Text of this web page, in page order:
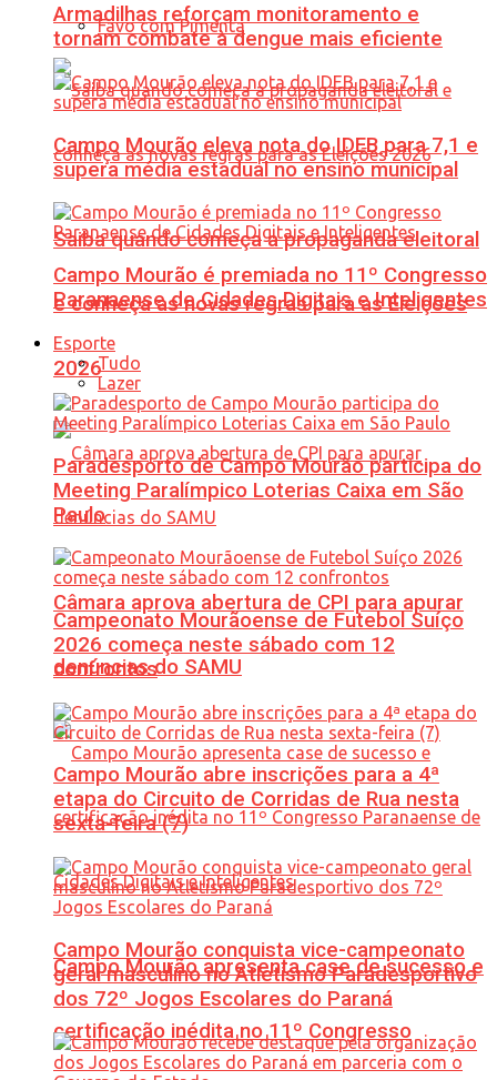
Favo com Pimenta
Saiba quando começa a propaganda eleitoral
e conheça as novas regras para as Eleições
2026
Câmara aprova abertura de CPI para apurar
denúncias do SAMU
Campo Mourão apresenta case de sucesso e
certificação inédita no 11º Congresso
Armadilhas reforçam monitoramento e
tornam combate à dengue mais eficiente
Campo Mourão eleva nota do IDEB para 7,1 e
supera média estadual no ensino municipal
Campo Mourão é premiada no 11º Congresso
Paranaense de Cidades Digitais e Inteligentes
Esporte
Tudo
Lazer
Paradesporto de Campo Mourão participa do
Meeting Paralímpico Loterias Caixa em São
Paulo
Campeonato Mourãoense de Futebol Suíço
2026 começa neste sábado com 12
confrontos
Campo Mourão abre inscrições para a 4ª
etapa do Circuito de Corridas de Rua nesta
sexta-feira (7)
Campo Mourão conquista vice-campeonato
geral masculino no Atletismo Paradesportivo
dos 72º Jogos Escolares do Paraná